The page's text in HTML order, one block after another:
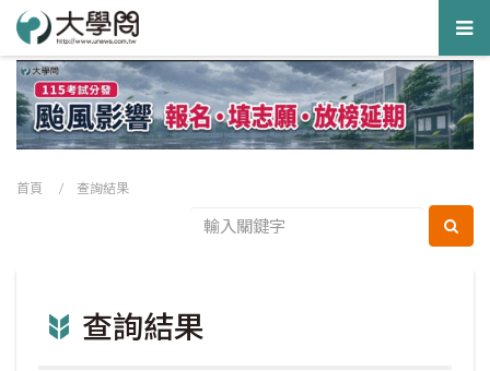
首頁 / 查詢結果
查詢結果